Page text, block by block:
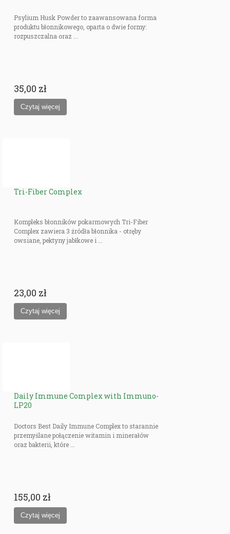
Psylium Husk Powder to zaawansowana forma
produktu błonnikowego, oparta o dwie formy:
rozpuszczalna oraz ...
35,00 zł
Tri-Fiber Complex
Kompleks błonników pokarmowych Tri-Fiber
Complex zawiera 3 źródła błonnika - otręby
owsiane, pektyny jabłkowe i ...
23,00 zł
Daily Immune Complex with Immuno-
LP20
Doctors Best Daily Immune Complex to starannie
przemyślane połączenie witamin i minerałów
oraz bakterii, które ...
155,00 zł